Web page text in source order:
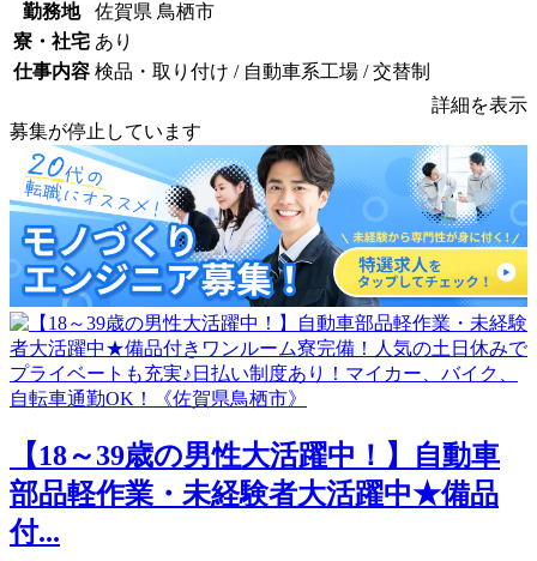
勤務地
佐賀県 鳥栖市
寮・社宅 あり
仕事内容 検品・取り付け / 自動車系工場 / 交替制
詳細を表示
募集が停止しています
【18～39歳の男性大活躍中！】自動車
部品軽作業・未経験者大活躍中★備品
付...